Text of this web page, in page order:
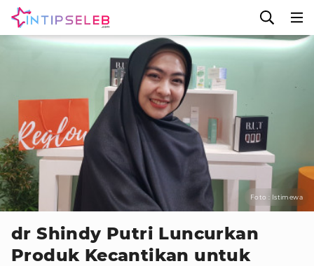
Foto : Istimewa
dr Shindy Putri Luncurkan
Produk Kecantikan untuk